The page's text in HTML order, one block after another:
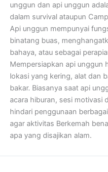
unggun dan api unggun
dalam survival ataupun
Api unggun mempunyai
binatang buas,
bahaya, atau sebagai
Mempersiapkan api unggun
lokasi yang kering, alat dan
bakar. Biasanya saat api
acara hiburan, sesi motivasi
hindari penggunaan
agar aktivitas Berkemah
apa yang disajikan alam.